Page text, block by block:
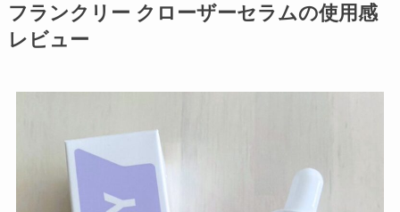
フランクリー クローザーセラムの使用感
レビュー